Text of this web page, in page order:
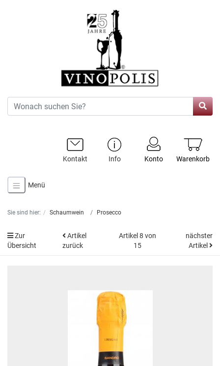
Warenkorb
Konto
Info
Kontakt
Menü
Sie sind hier: Schaumwein Prosecco
Zur
Übersicht
Artikel
zurück
Artikel 8 von
15
nächster
Artikel